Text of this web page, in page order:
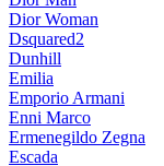
Dior Woman
Dsquared2
Dunhill
Emilia
Emporio Armani
Enni Marco
Ermenegildo Zegna
Escada